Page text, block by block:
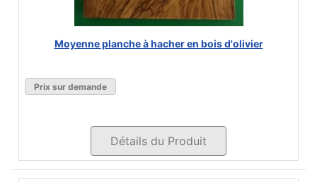
Moyenne planche à hacher en bois d'olivier
Prix sur demande
Détails du Produit